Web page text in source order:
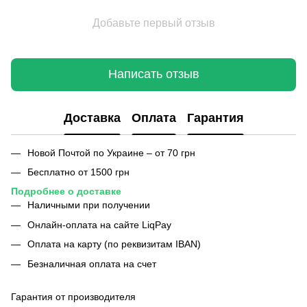
Добавьте первый отзыв
Написать отзыв
Доставка Оплата Гарантия
Новой Почтой по Украине – от 70 грн
Бесплатно от 1500 грн
Подробнее о доставке
Наличными при получении
Онлайн-оплата на сайте LiqPay
Оплата на карту (по реквизитам IBAN)
Безналичная оплата на счет
Гарантия от производителя